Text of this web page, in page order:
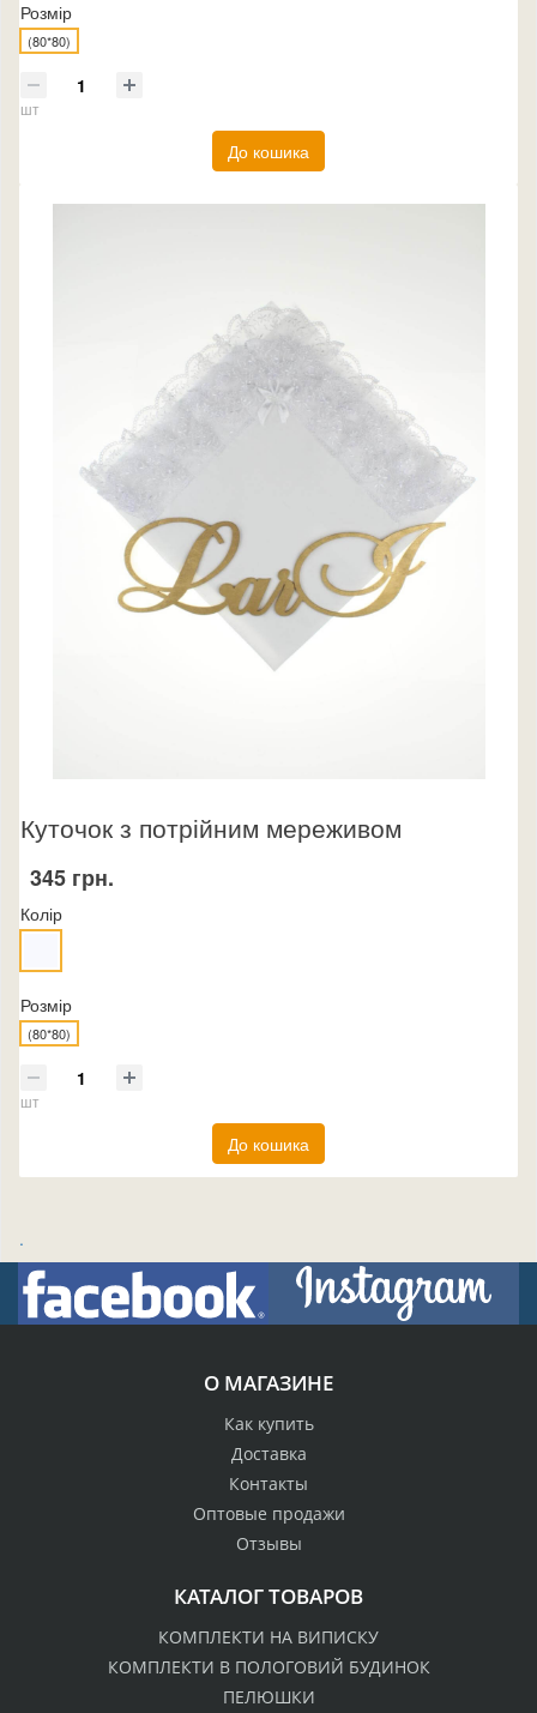
Розмір
(80*80)
шт
До кошика
Куточок з потрійним мереживом
345 грн.
Колір
Розмір
(80*80)
шт
До кошика
.
О МАГАЗИНЕ
Как купить
Доставка
Контакты
Оптовые продажи
Отзывы
КАТАЛОГ ТОВАРОВ
КОМПЛЕКТИ НА ВИПИСКУ
КОМПЛЕКТИ В ПОЛОГОВИЙ БУДИНОК
ПЕЛЮШКИ